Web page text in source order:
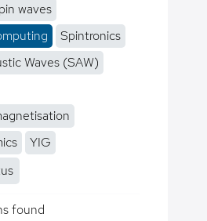
waves
Spintronics
Waves (SAW)
YIG
found